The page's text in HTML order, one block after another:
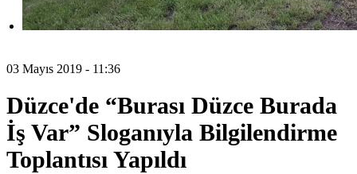
03 Mayıs 2019 - 11:36
Düzce'de “Burası Düzce Burada
İş Var” Sloganıyla Bilgilendirme
Toplantısı Yapıldı